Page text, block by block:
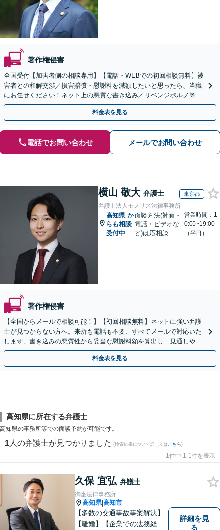
著作権侵害
全国受付【加害者側の相談専用】【電話・WEBでの初回相談無料】被
害者との和解交渉／損害賠償・慰謝料を減額したいと思ったら、当職
にお任せください！ネット上の悪質な書き込み／リベンジポルノ等、
代表弁護士が最後まで対応【関東エリア以外の相談も可】
料金表を見る
電話でお問い合わせ メールでお問い合わせ
横山 敬大 弁護士 東京都
弁護士法人モノリス法律事務所
高知県 か
らも相談
受付中
面談方法(対面・
電話・ビデオな
ど)は応相談
営業時間：1
0:00~19:00
（平日）
著作権侵害
【全国からメールで相談可能！】【初回相談無料】ネットに強い弁護
士が見つからない方へ。来所も電話も不要、すべてメールで対応いた
します。書き込みの悪質性から妥当な慰謝料額を算出し、見通しや費
用面のリスクも包み隠さずお伝えしサポートします。
料金表を見る
高知県に所在する弁護士
高知県の事務所等での面談予約が可能です。
1 人の弁護士が見つかりました (検索結果について詳しくは こちら)
1件中 1-1件を表示
久保 宜弘 弁護士
御座法律事務所
高知県|高知市
【多数の交通事故事案解決】
【離婚】【企業での法務経
詳細を見
る